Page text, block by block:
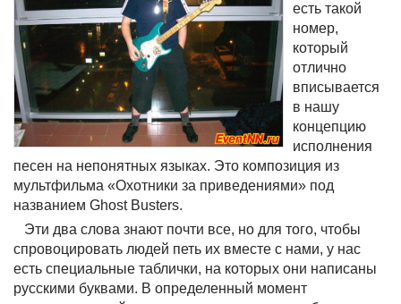
есть такой
номер,
который
отлично
вписывается
в нашу
концепцию
исполнения
песен на непонятных языках. Это композиция из
мультфильма «Охотники за приведениями» под
названием Ghost Busters.
Эти два слова знают почти все, но для того, чтобы
спровоцировать людей петь их вместе с нами, у нас
есть специальные таблички, на которых они написаны
русскими буквами. В определенный момент